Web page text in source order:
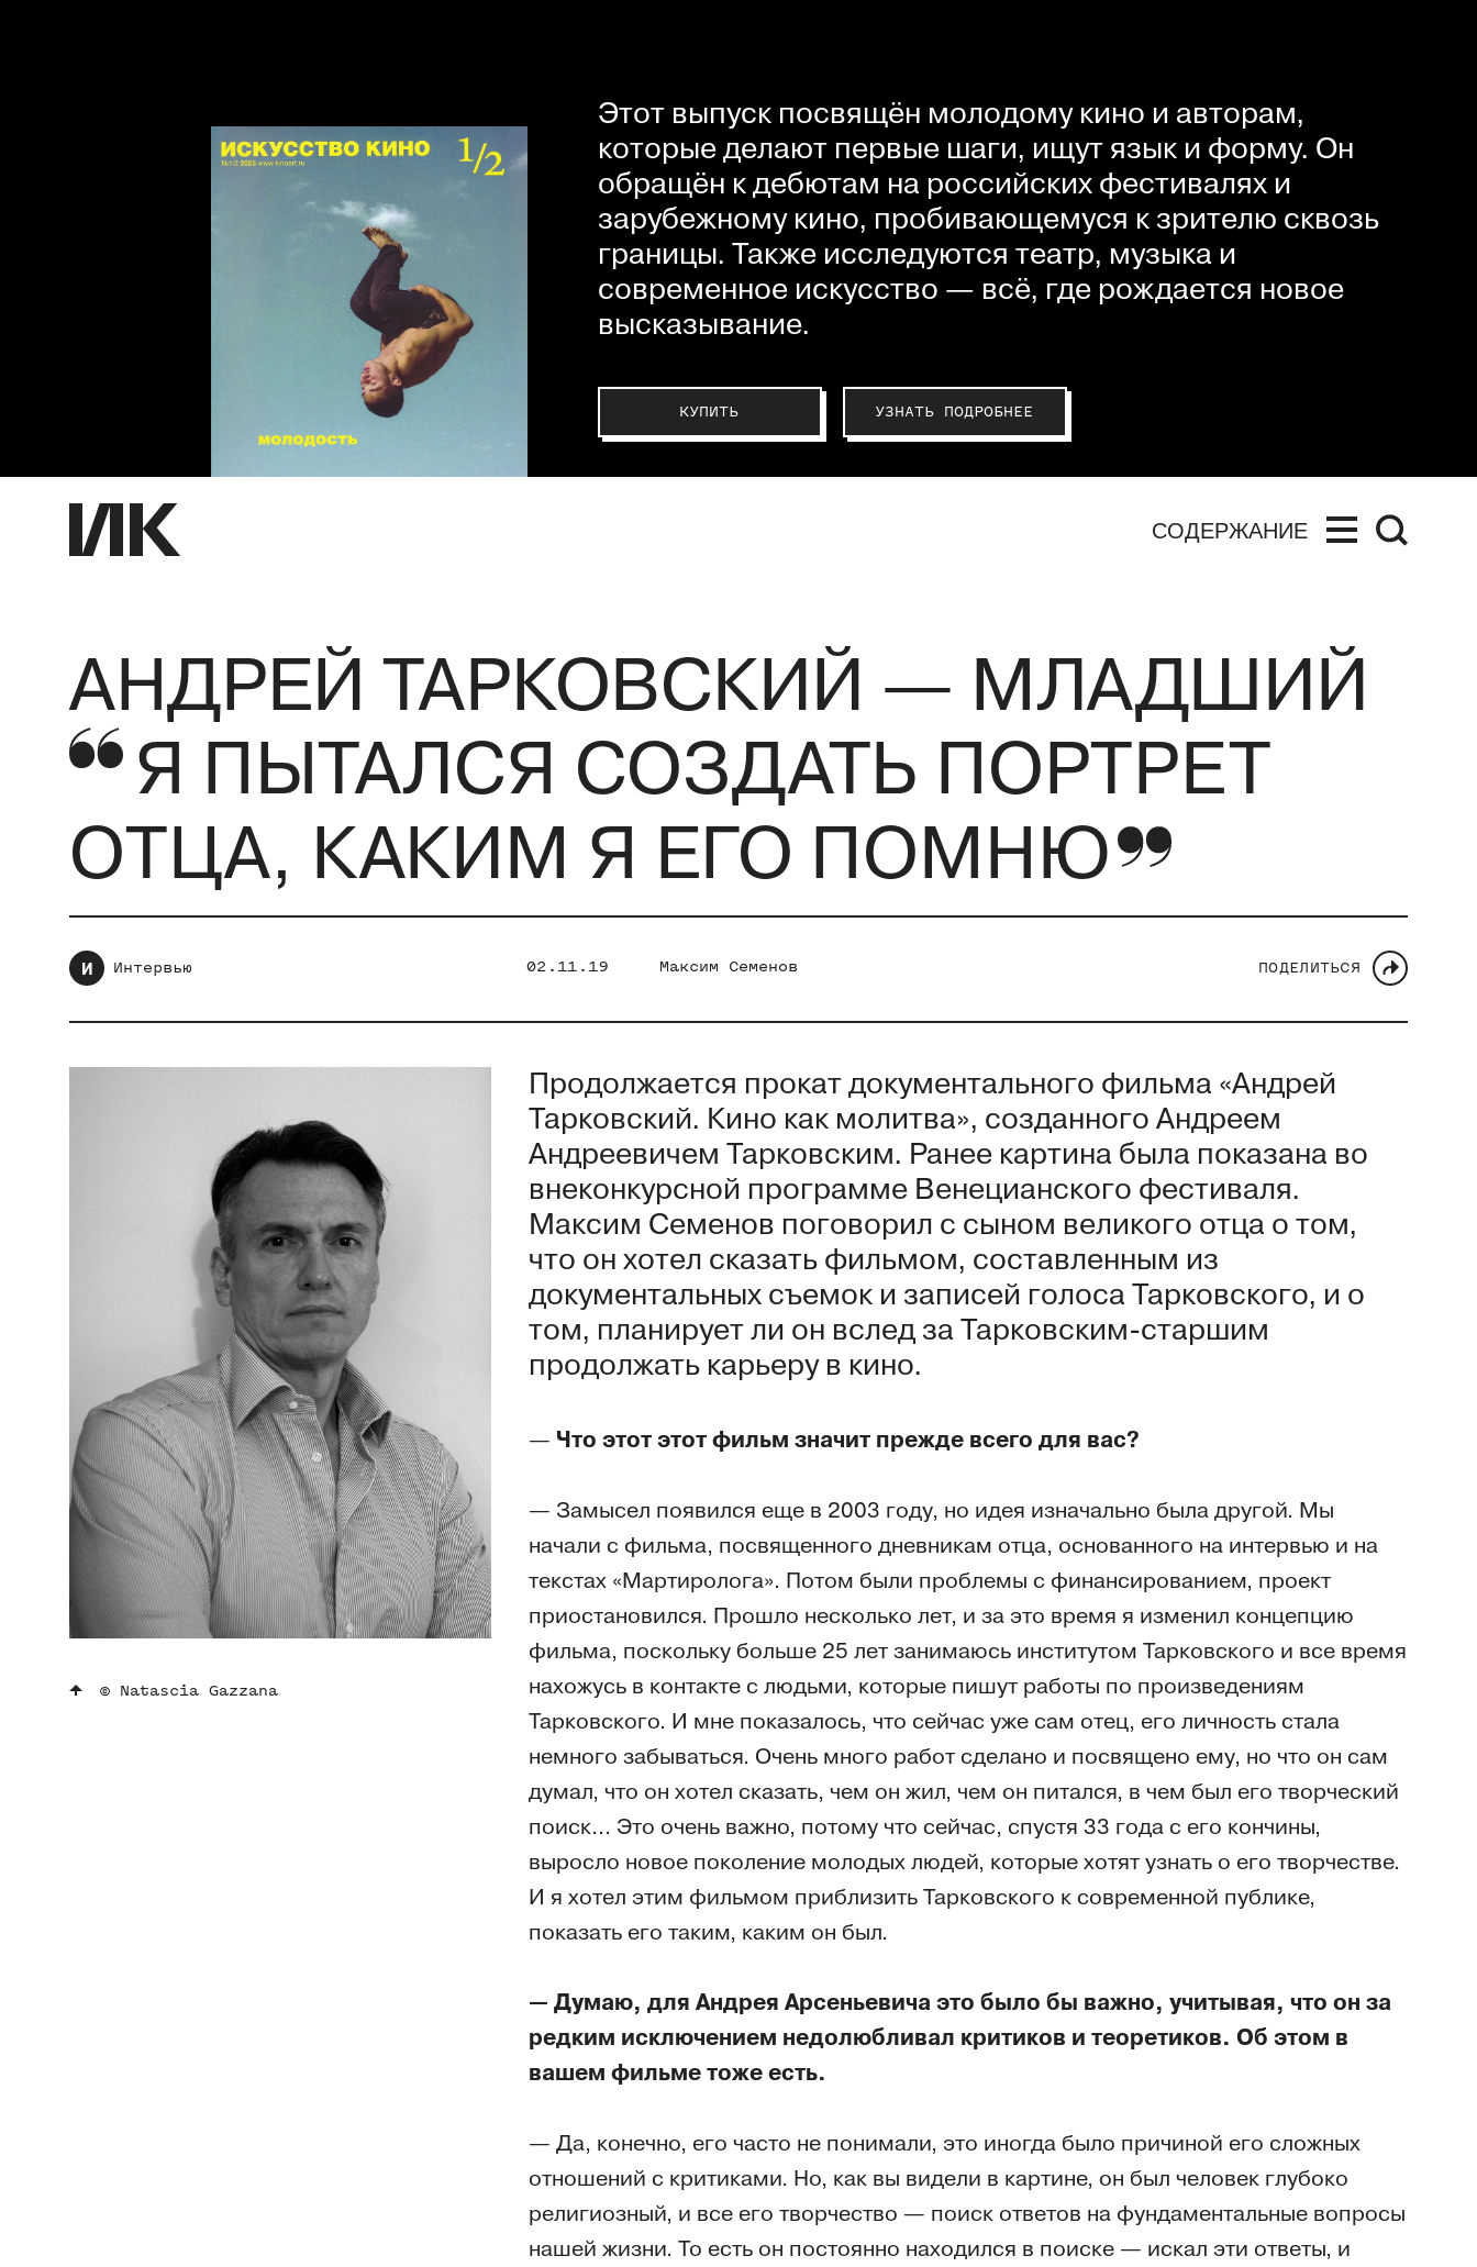
Этот выпуск посвящён молодому кино и авторам,
которые делают первые шаги, ищут язык и форму. Он
обращён к дебютам на российских фестивалях и
зарубежному кино, пробивающемуся к зрителю сквозь
границы. Также исследуются театр, музыка и
современное искусство — всё, где рождается новое
высказывание.
КУПИТЬ УЗНАТЬ ПОДРОБНЕЕ
СОДЕРЖАНИЕ
АНДРЕЙ ТАРКОВСКИЙ — МЛАДШИЙ
Я ПЫТАЛСЯ СОЗДАТЬ ПОРТРЕТ
ОТЦА, КАКИМ Я ЕГО ПОМНЮ
И Интервью 02.11.19 Максим Семенов ПОДЕЛИТЬСЯ
© Natascia Gazzana
Продолжается прокат документального фильма «Андрей
Тарковский. Кино как молитва», созданного Андреем
Андреевичем Тарковским. Ранее картина была показана во
внеконкурсной программе Венецианского фестиваля.
Максим Семенов поговорил с сыном великого отца о том,
что он хотел сказать фильмом, составленным из
документальных съемок и записей голоса Тарковского, и о
том, планирует ли он вслед за Тарковским-старшим
продолжать карьеру в кино.
— Что этот этот фильм значит прежде всего для вас?
— Замысел появился еще в 2003 году, но идея изначально была другой. Мы
начали с фильма, посвященного дневникам отца, основанного на интервью и на
текстах «Мартиролога». Потом были проблемы с финансированием, проект
приостановился. Прошло несколько лет, и за это время я изменил концепцию
фильма, поскольку больше 25 лет занимаюсь институтом Тарковского и все время
нахожусь в контакте с людьми, которые пишут работы по произведениям
Тарковского. И мне показалось, что сейчас уже сам отец, его личность стала
немного забываться. Очень много работ сделано и посвящено ему, но что он сам
думал, что он хотел сказать, чем он жил, чем он питался, в чем был его творческий
поиск... Это очень важно, потому что сейчас, спустя 33 года с его кончины,
выросло новое поколение молодых людей, которые хотят узнать о его творчестве.
И я хотел этим фильмом приблизить Тарковского к современной публике,
показать его таким, каким он был.
— Думаю, для Андрея Арсеньевича это было бы важно, учитывая, что он за
редким исключением недолюбливал критиков и теоретиков. Об этом в
вашем фильме тоже есть.
— Да, конечно, его часто не понимали, это иногда было причиной его сложных
отношений с критиками. Но, как вы видели в картине, он был человек глубоко
религиозный, и все его творчество — поиск ответов на фундаментальные вопросы
нашей жизни. То есть он постоянно находился в поиске — искал эти ответы, и